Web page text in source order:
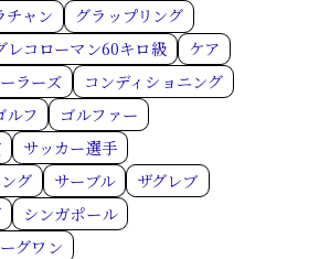
チャン
グラップリング
レコローマン60キロ級
ケア
ラーズ
コンディショニング
ルフ
ゴルファー
サッカー選手
グ
サーブル
ザグレブ
シンガポール
グワン